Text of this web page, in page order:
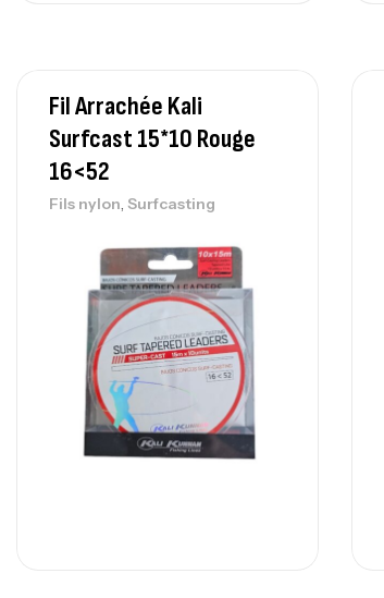
Fil Arrachée Kali
Surfcast 15*10 Rouge
16<52
Fils nylon, Surfcasting